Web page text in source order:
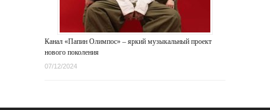
Канал «Папин Олимпос» – яркий музыкальный проект
нового поколения
07/12/2024